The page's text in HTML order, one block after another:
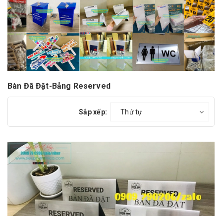
Bàn Đã Đặt-Bảng Reserved
Sắp xếp: Thứ tự